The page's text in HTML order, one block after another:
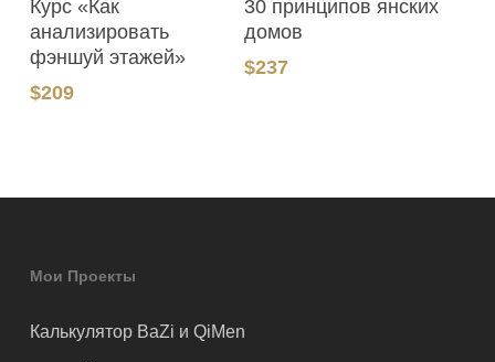
Курс «Как
анализировать
фэншуй этажей»
$209
30 принципов янских
домов
$237
Мои Проекты
Калькулятор BaZi и QiMen